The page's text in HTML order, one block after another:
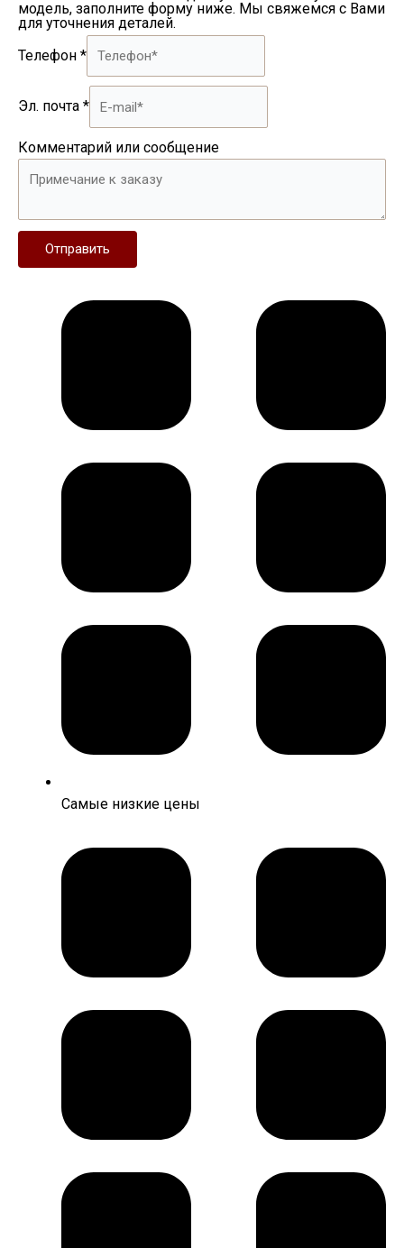
модель, заполните форму ниже. Мы свяжемся с Вами
для уточнения деталей.
Телефон *
Эл. почта *
Комментарий или сообщение
Отправить
Самые низкие цены